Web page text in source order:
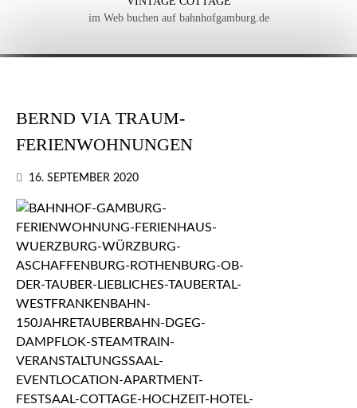
im Web buchen auf bahnhofgamburg.de
BERND VIA TRAUM-
FERIENWOHNUNGEN
16. SEPTEMBER 2020